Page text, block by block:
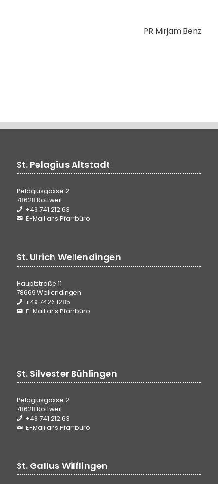
PR Mirjam Benz
St. Pelagius Altstadt
Pelagiusgasse 2
78628 Rottweil
+49 741 212 63
E-Mail ans Pfarrbüro
St. Ulrich Wellendingen
Hauptstraße 11
78669 Wellendingen
+49 7426 1285
E-Mail ans Pfarrbüro
St. Silvester Bühlingen
Pelagiusgasse 2
78628 Rottweil
+49 741 212 63
E-Mail ans Pfarrbüro
St. Gallus Wilflingen